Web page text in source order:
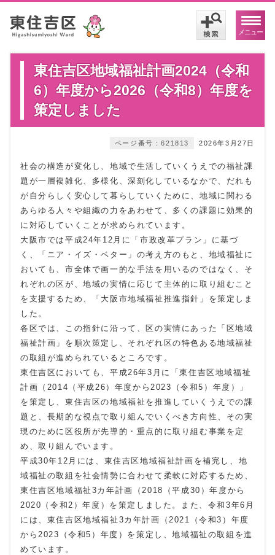
メニュー
東住吉区地域福祉計画2024（令和
6）年度から2026（令和8）年度を
策定しました
2026年3月27日
ページ番号：621813
社会の構造が変化し、地域で生活していくうえでの福祉課
題が一層複雑化、多様化、深刻化しているなかで、だれも
が自分らしく安心して暮らしていくために、地域に関わる
あらゆる人々や組織の力をあわせて、多くの課題に効果的
に対応していくことが求められています。
大阪市では平成24年12月に「市政改革プラン」に基づ
く、「ニア・イズ・ベター」の考え方のもと、地域福祉に
おいても、市全体で画一的な手法を用いるのではなく、そ
れぞれの区が、地域の実情に応じて主体的に取り組むこと
を支援するため、「大阪市地域福祉推進指針」を策定しま
した。
各区では、この指針に沿って、区の実情にあった「区地域
福祉計画」を順次策定し、それぞれ区の特色ある地域福祉
の取組が進められているところです。
東住吉区においても、平成26年3月に「東住吉区地域福祉
計画（2014（平成26）年度から2023（令和5）年度）」
を策定し、東住吉区の地域福祉を推進していくうえでの課
題と、長期的な視点で取り組んでいくべき方向性、その実
現のために区役所が先導的・重点的に取り組む事業を定
め、取り組んでいます。
平成30年12月には、東住吉区地域福祉計画を補完し、地
域福祉の取組を社会情勢に合わせて柔軟に対応するため、
東住吉区地域福祉3カ年計画（2018（平成30）年度から
2020（令和2）年度）を策定しました。また、令和3年6月
には、東住吉区地域福祉3カ年計画（2021（令和3）年度
から2023（令和5）年度）を策定し、地域福祉の取組を進
めています。